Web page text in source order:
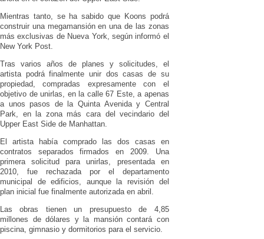
Mientras tanto, se ha sabido que Koons podrá
construir una megamansión en una de las zonas
más exclusivas de Nueva York, según informó el
New York Post.
Tras varios años de planes y solicitudes, el
artista podrá finalmente unir dos casas de su
propiedad, compradas expresamente con el
objetivo de unirlas, en la calle 67 Este, a apenas
a unos pasos de la Quinta Avenida y Central
Park, en la zona más cara del vecindario del
Upper East Side de Manhattan.
El artista había comprado las dos casas en
contratos separados firmados en 2009. Una
primera solicitud para unirlas, presentada en
2010, fue rechazada por el departamento
municipal de edificios, aunque la revisión del
plan inicial fue finalmente autorizada en abril.
Las obras tienen un presupuesto de 4,85
millones de dólares y la mansión contará con
piscina, gimnasio y dormitorios para el servicio.